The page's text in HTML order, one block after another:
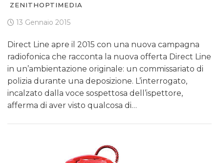
ZENITHOPTIMEDIA
13 Gennaio 2015
Direct Line apre il 2015 con una nuova campagna
radiofonica che racconta la nuova offerta Direct Line
in un’ambientazione originale: un commissariato di
polizia durante una deposizione. L’interrogato,
incalzato dalla voce sospettosa dell’ispettore,
afferma di aver visto qualcosa di…